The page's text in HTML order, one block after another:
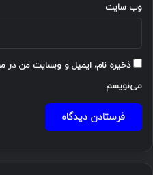
وب‌ سایت
ذخیره نام، ایمیل و وبسایت من در
می‌نویسم.